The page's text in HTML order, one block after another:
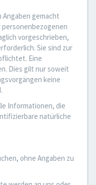
gemacht
vorgeschrieben,
Sie sind zur
Eine
Dies gilt nur soweit
keine
Informationen, die
natürliche
ohne Angaben zu